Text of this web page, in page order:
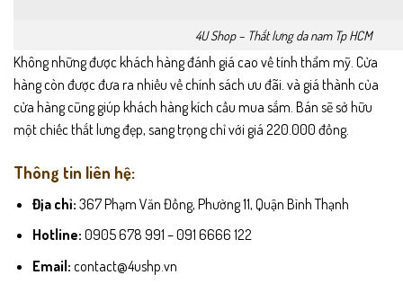
4U Shop – Thắt lưng da nam Tp HCM
Không những được khách hàng đánh giá cao về tính thẩm mỹ. Cửa
hàng còn được đưa ra nhiều về chính sách ưu đãi. và giá thành của
cửa hàng cũng giúp khách hàng kích cầu mua sắm. Bán sẽ sở hữu
một chiếc thắt lưng đẹp, sang trọng chỉ với giá 220.000 đồng.
Thông tin liên hệ:
Địa chỉ: 367 Phạm Văn Đồng, Phường 11, Quận Bình Thạnh
Hotline: 0905 678 991 – 091 6666 122
Email: contact@4ushp.vn